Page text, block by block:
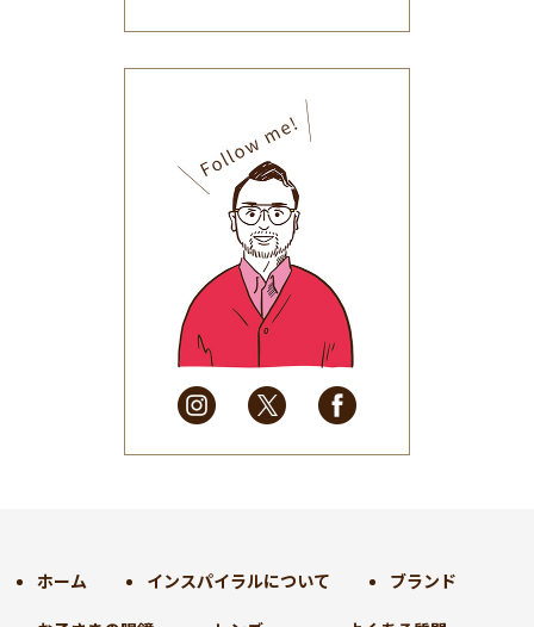
(32)
2025年9月(30)
2025年8月(31)
2025年7月(37)
2025年6月(48)
2025年5月
(41)
2025年4月
(32)
2025年3月(31)
2025年2月
(28)
2025年1月
(34)
2024年9月(30)
ホーム インスパイラルについて ブランド